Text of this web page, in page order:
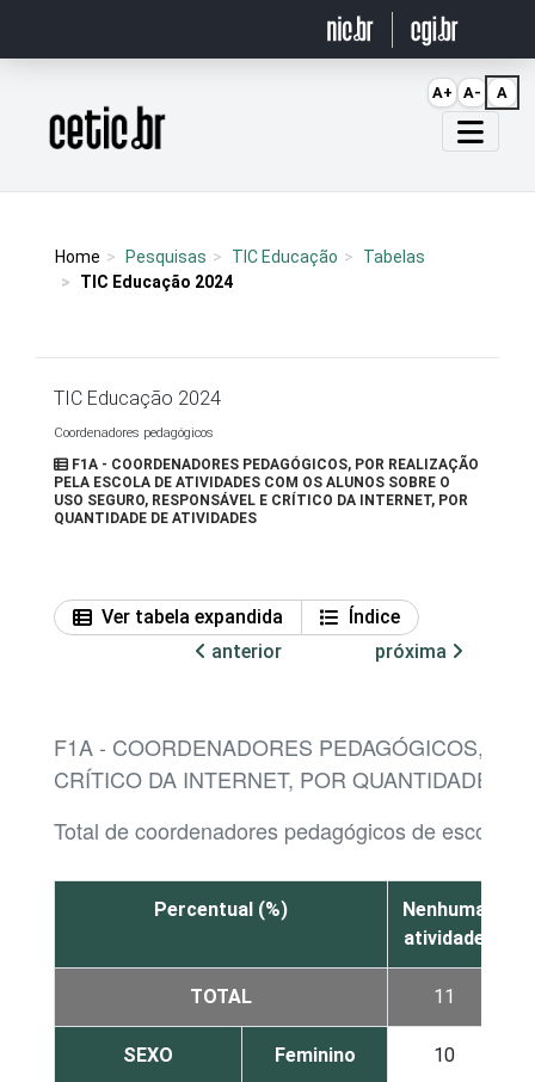
Página inicial
Home Pesquisas TIC Educação
Tabelas
TIC Educação 2024
TIC Educação 2024
Coordenadores pedagógicos
F1A - COORDENADORES PEDAGÓGICOS, POR REALIZAÇÃO
PELA ESCOLA DE ATIVIDADES COM OS ALUNOS SOBRE O
USO SEGURO, RESPONSÁVEL E CRÍTICO DA INTERNET, POR
QUANTIDADE DE ATIVIDADES
Ver tabela expandida
Índice
anterior
próxima
F1A - COORDENADORES PEDAGÓGICOS,
CRÍTICO DA INTERNET, POR QUANTIDADE DE
Total de coordenadores pedagógicos de escolas
Percentual (%)
Nenhuma
atividade
TOTAL 11
SEXO Feminino 10
A+ A- A